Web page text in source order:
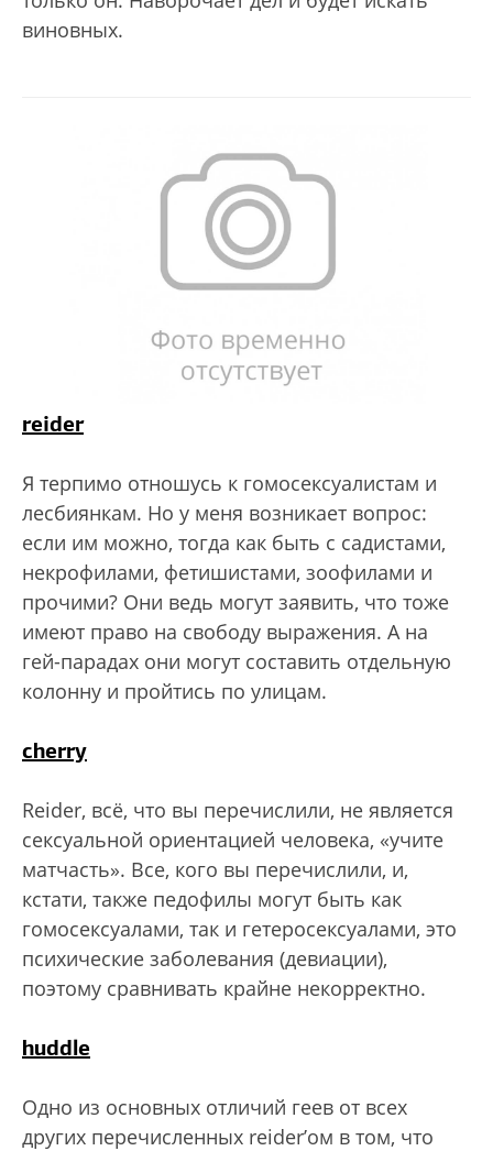
виновных.
reider
Я терпимо отношусь к гомосексуалистам и
лесбиянкам. Но у меня возникает вопрос:
если им можно, тогда как быть с садистами,
некрофилами, фетишистами, зоофилами и
прочими? Они ведь могут заявить, что тоже
имеют право на свободу выражения. А на
гей-парадах они могут составить отдельную
колонну и пройтись по улицам.
cherry
Reider, всё, что вы перечислили, не является
сексуальной ориентацией человека, «учите
матчасть». Все, кого вы перечислили, и,
кстати, также педофилы могут быть как
гомосексуалами, так и гетеросексуалами, это
психические заболевания (девиации),
поэтому сравнивать крайне некорректно.
huddle
Одно из основных отличий геев от всех
других перечисленных reider’ом в том, что